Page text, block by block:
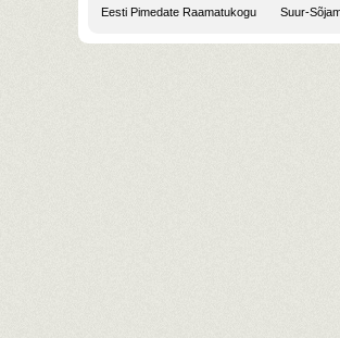
Eesti Pimedate Raamatukogu Suur-